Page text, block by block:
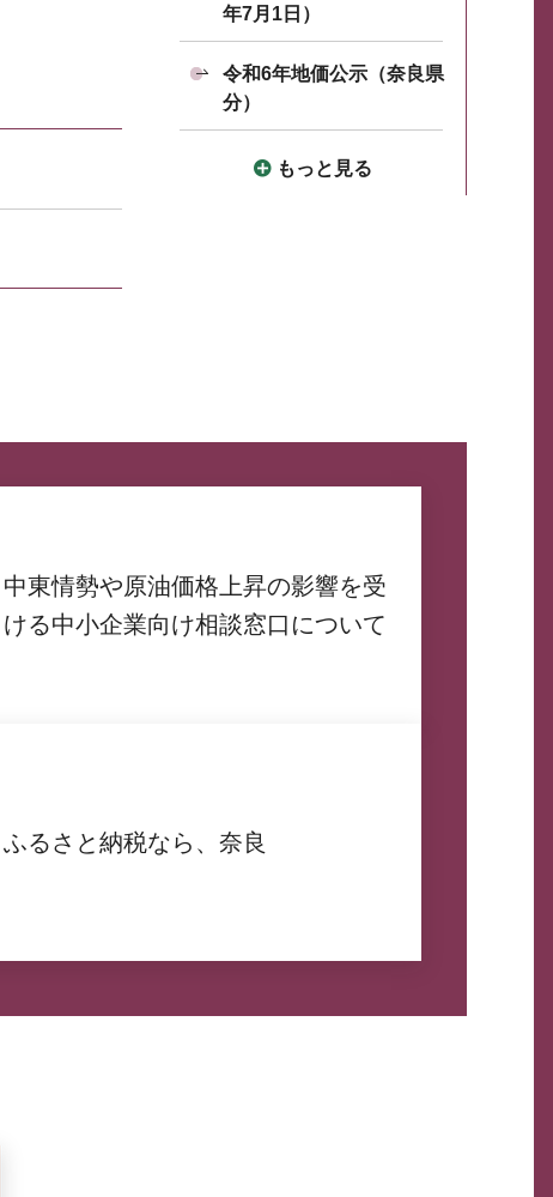
年7月1日）
令和6年地価公示（奈良県
分）
もっと見る
中東情勢や原油価格上昇の影響を受
ける中小企業向け相談窓口について
ふるさと納税なら、奈良